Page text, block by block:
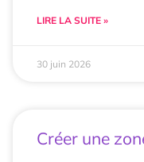
LIRE LA SUITE »
30 juin 2026
Créer une